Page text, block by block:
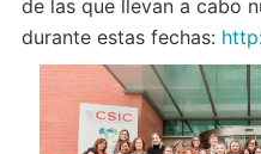
de las que llevan a cabo
durante estas fechas: